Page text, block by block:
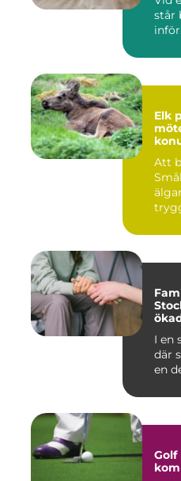
står
Elk
Att
I en
där
en
Golf